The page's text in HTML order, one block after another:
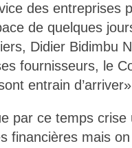
des entreprises
de quelques
Didier Bidimbu
fournisseurs, le
entrain
par ce temps crise
financières mais